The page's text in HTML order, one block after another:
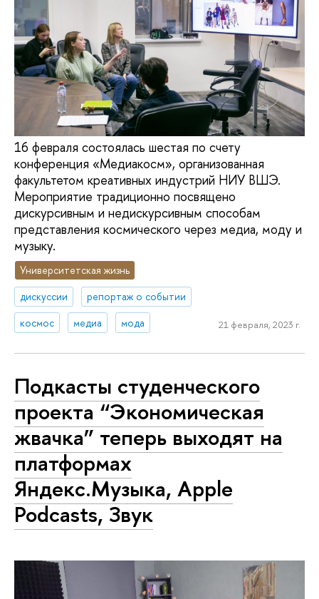
16 февраля состоялась шестая по счету
конференция «Медиакосм», организованная
факультетом креативных индустрий НИУ ВШЭ.
Мероприятие традиционно посвящено
дискурсивным и недискурсивным способам
представления космического через медиа, моду и
музыку.
Университетская жизнь
дискуссии
репортаж о событии
космос
медиа мода 21 февраля, 2023 г.
Подкасты студенческого
проекта “Экономическая
жвачка” теперь выходят на
платформах
Яндекс.Музыка, Apple
Podcasts, Звук